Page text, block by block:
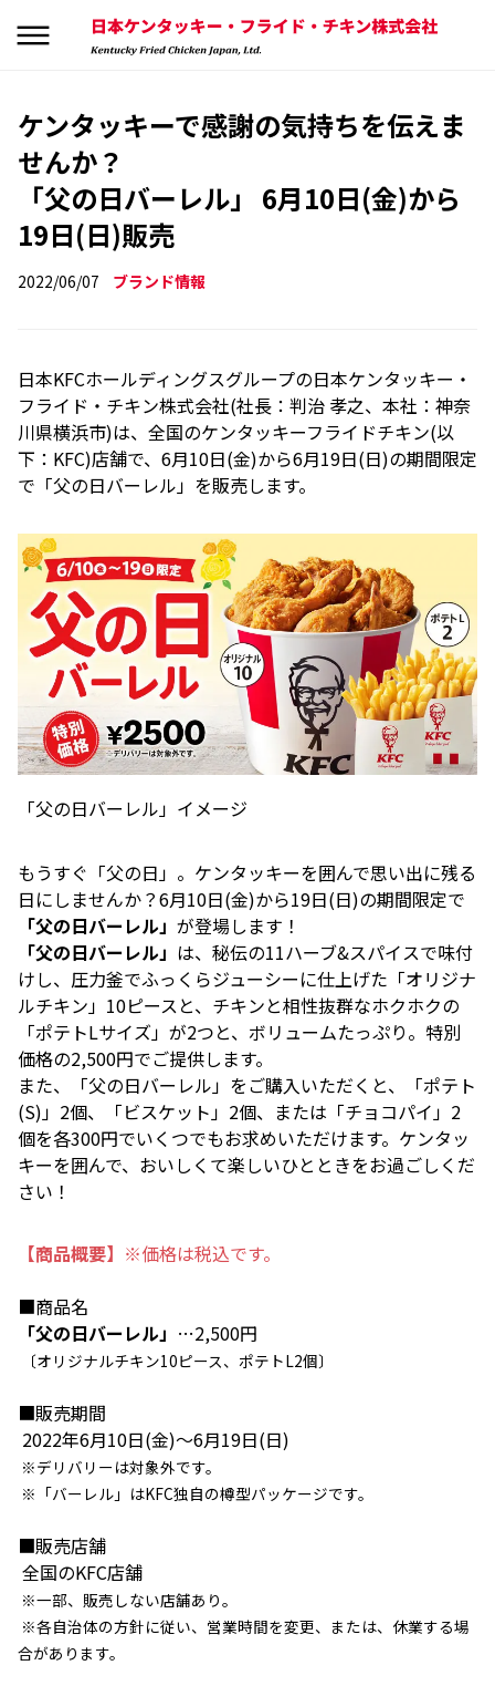
ケンタッキーで感謝の気持ちを伝えま
せんか？
「父の日バーレル」 6月10日(金)から
19日(日)販売
2022/06/07 ブランド情報
日本KFCホールディングスグループの日本ケンタッキー・
フライド・チキン株式会社(社長：判治 孝之、本社：神奈
川県横浜市)は、全国のケンタッキーフライドチキン(以
下：KFC)店舗で、6月10日(金)から6月19日(日)の期間限定
で「父の日バーレル」を販売します。
「父の日バーレル」イメージ
もうすぐ「父の日」。ケンタッキーを囲んで思い出に残る
日にしませんか？6月10日(金)から19日(日)の期間限定で
「父の日バーレル」 が登場します！
「父の日バーレル」 は、秘伝の11ハーブ&スパイスで味付
けし、圧力釜でふっくらジューシーに仕上げた「オリジナ
ルチキン」10ピースと、チキンと相性抜群なホクホクの
「ポテトLサイズ」が2つと、ボリュームたっぷり。特別
価格の2,500円でご提供します。
また、「父の日バーレル」をご購入いただくと、「ポテト
(S)」2個、「ビスケット」2個、または「チョコパイ」2
個を各300円でいくつでもお求めいただけます。ケンタッ
キーを囲んで、おいしくて楽しいひとときをお過ごしくだ
さい！
【商品概要】 ※価格は税込です。
■商品名
「父の日バーレル」 …2,500円
〔オリジナルチキン10ピース、ポテトL2個〕
■販売期間
2022年6月10日(金)～6月19日(日)
※デリバリーは対象外です。
※「バーレル」はKFC独自の樽型パッケージです。
■販売店舗
全国のKFC店舗
※一部、販売しない店舗あり。
※各自治体の方針に従い、営業時間を変更、または、休業する場
合があります。